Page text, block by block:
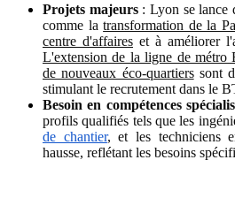
Projets majeurs: Lyon se lance
comme latransformation de la
centre d'affaires et à améliorer
L'extension de la ligne de métro
de nouveaux éco-quartierssont
stimulant le recrutement dans le
Besoin en compétences
profils qualifiés tels que les
de chantier, et les techniciens
hausse, reflétant les besoins